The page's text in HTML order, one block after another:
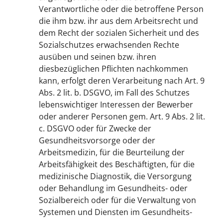
Verantwortliche oder die betroffene Person
die ihm bzw. ihr aus dem Arbeitsrecht und
dem Recht der sozialen Sicherheit und des
Sozialschutzes erwachsenden Rechte
ausüben und seinen bzw. ihren
diesbezüglichen Pflichten nachkommen
kann, erfolgt deren Verarbeitung nach Art. 9
Abs. 2 lit. b. DSGVO, im Fall des Schutzes
lebenswichtiger Interessen der Bewerber
oder anderer Personen gem. Art. 9 Abs. 2 lit.
c. DSGVO oder für Zwecke der
Gesundheitsvorsorge oder der
Arbeitsmedizin, für die Beurteilung der
Arbeitsfähigkeit des Beschäftigten, für die
medizinische Diagnostik, die Versorgung
oder Behandlung im Gesundheits- oder
Sozialbereich oder für die Verwaltung von
Systemen und Diensten im Gesundheits-